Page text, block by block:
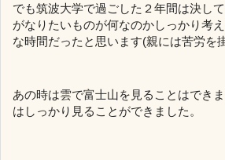
でも筑波大学で過ごした２年間は決し
がなりたいものが何なのかしっかり考
な時間だったと思います(親には苦労を
あの時は雲で富士山を見ることはでき
はしっかり見ることができました。